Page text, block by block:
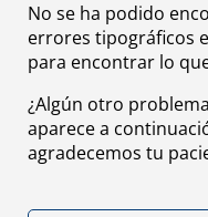
No se ha podido
errores tipográficos
para encontrar lo
¿Algún otro
aparece a
agradecemos tu